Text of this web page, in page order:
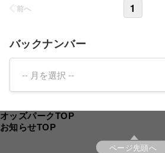
前へ 1
バックナンバー
オッズパークTOP
お知らせTOP
ページ先頭へ